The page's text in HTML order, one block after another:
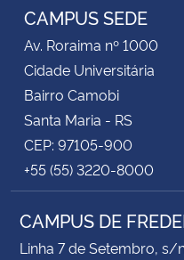
CAMPUS SEDE
Av. Roraima nº 1000
Cidade Universitária
Bairro Camobi
Santa Maria - RS
CEP: 97105-900
+55 (55) 3220-8000
CAMPUS DE
Linha 7 de Setembro, s/